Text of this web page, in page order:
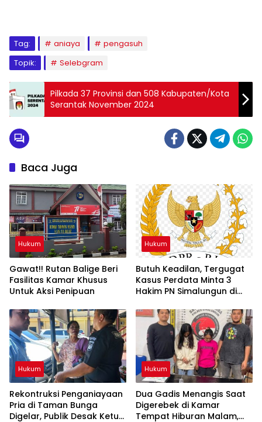
Tag: aniaya
pengasuh
Topik:
Selebgram
Pilkada 37 Provinsi dan 508 Kabupaten/Kota
Serantak November 2024
Baca Juga
Hukum
Gawat!! Rutan Balige Beri
Fasilitas Kamar Khusus
Untuk Aksi Penipuan
Hukum
Butuh Keadilan, Tergugat
Kasus Perdata Minta 3
Hakim PN Simalungun di
Hukum
Rekontruksi Penganiayaan
Pria di Taman Bunga
Digelar, Publik Desak Ketua
Hukum
Dua Gadis Menangis Saat
Digerebek di Kamar
Tempat Hiburan Malam,